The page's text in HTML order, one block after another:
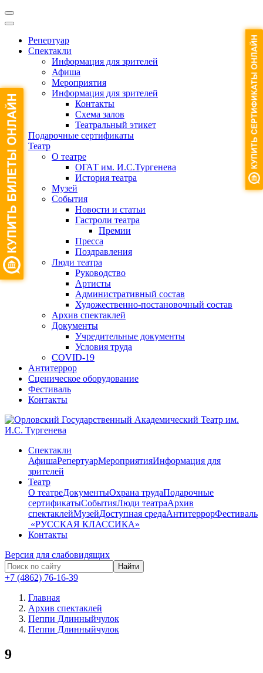
Репертуар
Спектакли
Информация для зрителей
Афиша
Мероприятия
Информация для зрителей
Контакты
Схема залов
Театральный этикет
Подарочные сертификаты
Театр
О театре
ОГАТ им. И.С.Тургенева
История театра
Музей
События
Новости и статьи
Гастроли театра
Премии
Пресса
Поздравления
Люди театра
Руководство
Артисты
Административный состав
Художественно-постановочный состав
Архив спектаклей
Документы
Учредительные документы
Условия труда
COVID-19
Антитеррор
Сценическое оборудование
Фестиваль
Контакты
Спектакли
АфишаРепертуарМероприятияИнформация для
зрителей
Театр
О театреДокументыОхрана трудаПодарочные
сертификатыСобытияЛюди театраАрхив
спектаклейМузейДоступная средаАнтитеррорФестиваль
​ «РУССКАЯ КЛАССИКА»
Контакты
Версия для слабовидящих
Найти
+7 (4862) 76-16-39
Главная
Архив спектаклей
Пеппи Длинныйчулок
Пеппи Длинныйчулок
9